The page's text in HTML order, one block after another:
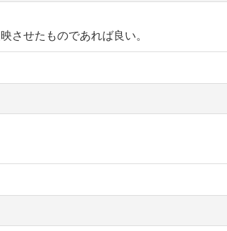
させたものであれば良い。